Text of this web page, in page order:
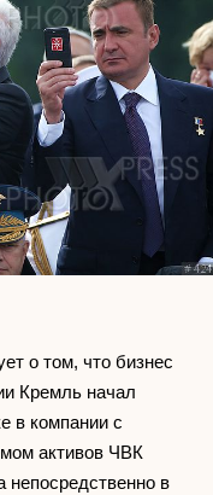
о том, что бизнес
Кремль начал
в компании с
активов ЧВК
непосредственно в